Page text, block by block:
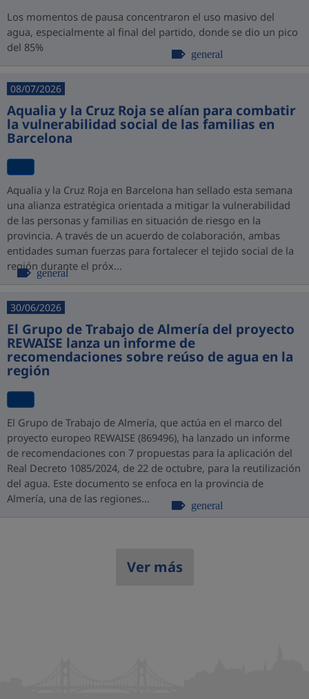
Los momentos de pausa concentraron el uso masivo del
agua, especialmente al final del partido, donde se dio un pico
del 85%
general
08/07/2026
Aqualia y la Cruz Roja se alían para combatir
la vulnerabilidad social de las familias en
Barcelona
Aqualia y la Cruz Roja en Barcelona han sellado esta semana
una alianza estratégica orientada a mitigar la vulnerabilidad
de las personas y familias en situación de riesgo en la
provincia. A través de un acuerdo de colaboración, ambas
entidades suman fuerzas para fortalecer el tejido social de la
región durante el próx...
general
30/06/2026
El Grupo de Trabajo de Almería del proyecto
REWAISE lanza un informe de
recomendaciones sobre reúso de agua en la
región
El Grupo de Trabajo de Almería, que actúa en el marco del
proyecto europeo REWAISE (869496), ha lanzado un informe
de recomendaciones con 7 propuestas para la aplicación del
Real Decreto 1085/2024, de 22 de octubre, para la reutilización
del agua. Este documento se enfoca en la provincia de
Almería, una de las regiones...
general
Ver más